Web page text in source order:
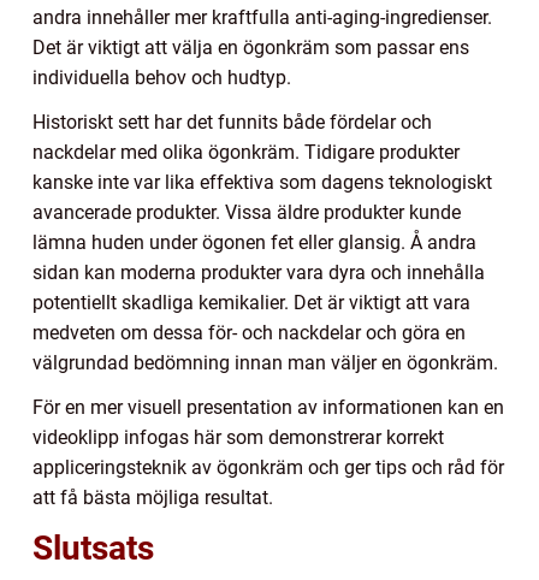
andra innehåller mer kraftfulla anti-aging-ingredienser.
Det är viktigt att välja en ögonkräm som passar ens
individuella behov och hudtyp.
Historiskt sett har det funnits både fördelar och
nackdelar med olika ögonkräm. Tidigare produkter
kanske inte var lika effektiva som dagens teknologiskt
avancerade produkter. Vissa äldre produkter kunde
lämna huden under ögonen fet eller glansig. Å andra
sidan kan moderna produkter vara dyra och innehålla
potentiellt skadliga kemikalier. Det är viktigt att vara
medveten om dessa för- och nackdelar och göra en
välgrundad bedömning innan man väljer en ögonkräm.
För en mer visuell presentation av informationen kan en
videoklipp infogas här som demonstrerar korrekt
appliceringsteknik av ögonkräm och ger tips och råd för
att få bästa möjliga resultat.
Slutsats